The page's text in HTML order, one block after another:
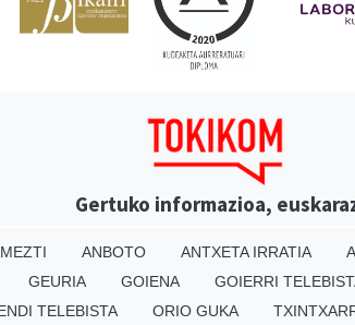
Gertuko informazioa,
ANBOTO ANTXETA IRRATIA
GEURIA GOIENA GOIERRI
TELEBISTA ORIO GUKA